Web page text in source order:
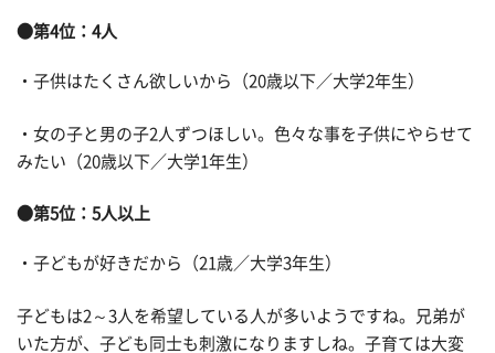
●第4位：4人
・子供はたくさん欲しいから（20歳以下／大学2年生）
・女の子と男の子2人ずつほしい。色々な事を子供にやらせて
みたい（20歳以下／大学1年生）
●第5位：5人以上
・子どもが好きだから（21歳／大学3年生）
子どもは2～3人を希望している人が多いようですね。兄弟が
いた方が、子ども同士も刺激になりますしね。子育ては大変